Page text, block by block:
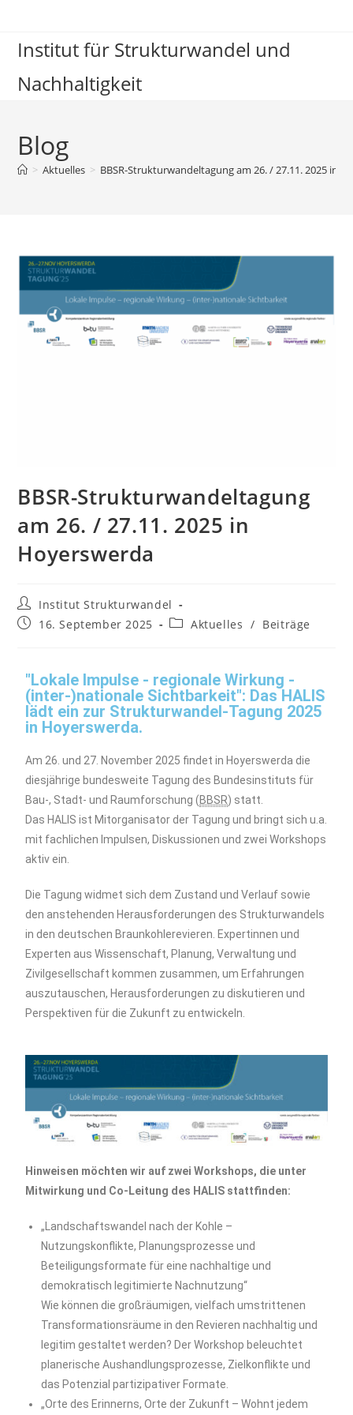
Institut für Strukturwandel und
Nachhaltigkeit
Blog
> Aktuelles > BBSR-Strukturwandeltagung am 26. / 27.11. 2025 in
BBSR-Strukturwandeltagung
am 26. / 27.11. 2025 in
Hoyerswerda
Institut Strukturwandel
16. September 2025
Aktuelles / Beiträge
"Lokale Impulse - regionale Wirkung -
(inter-)nationale Sichtbarkeit": Das HALIS
lädt ein zur Strukturwandel-Tagung 2025
in Hoyerswerda.
Am 26. und 27. November 2025 findet in Hoyerswerda die
diesjährige bundesweite Tagung des Bundesinstituts für
Bau-, Stadt- und Raumforschung (BBSR) statt.
Das HALIS ist Mitorganisator der Tagung und bringt sich u.a.
mit fachlichen Impulsen, Diskussionen und zwei Workshops
aktiv ein.
Die Tagung widmet sich dem Zustand und Verlauf sowie
den anstehenden Herausforderungen des Strukturwandels
in den deutschen Braunkohlerevieren. Expertinnen und
Experten aus Wissenschaft, Planung, Verwaltung und
Zivilgesellschaft kommen zusammen, um Erfahrungen
auszutauschen, Herausforderungen zu diskutieren und
Perspektiven für die Zukunft zu entwickeln.
Hinweisen möchten wir auf zwei Workshops, die unter
Mitwirkung und Co-Leitung des HALIS stattfinden:
„Landschaftswandel nach der Kohle –
Nutzungskonflikte, Planungsprozesse und
Beteiligungsformate für eine nachhaltige und
demokratisch legitimierte Nachnutzung“
Wie können die großräumigen, vielfach umstrittenen
Transformationsräume in den Revieren nachhaltig und
legitim gestaltet werden? Der Workshop beleuchtet
planerische Aushandlungsprozesse, Zielkonflikte und
das Potenzial partizipativer Formate.
„Orte des Erinnerns, Orte der Zukunft – Wohnt jedem